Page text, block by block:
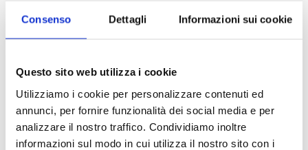
Consenso Dettagli Informazioni sui cookie
Questo sito web utilizza i cookie
Utilizziamo i cookie per personalizzare contenuti ed
annunci, per fornire funzionalità dei social media e per
analizzare il nostro traffico. Condividiamo inoltre
informazioni sul modo in cui utilizza il nostro sito con i
IL MENSILE ASSINEWS LUGLIO-
AGOSTO 2026